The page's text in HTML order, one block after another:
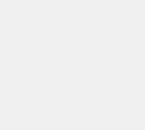
(height) 3.54''